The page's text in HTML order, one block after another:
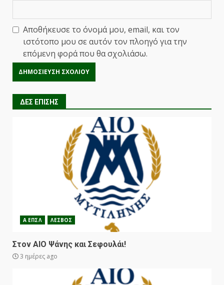
Αποθήκευσε το όνομά μου, email, και τον
ιστότοπο μου σε αυτόν τον πλοηγό για την
επόμενη φορά που θα σχολιάσω.
ΔΕΣ ΕΠΙΣΗΣ
Α ΕΠΣΛ ΛΕΣΒΟΣ
Στον ΑΙΟ Ψάνης και Σεφουλάι!
3 ημέρες ago